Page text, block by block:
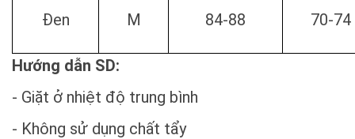
Đen M 84-88 70-74
Hướng dẫn SD:
- Giặt ở nhiệt độ trung bình
- Không sử dụng chất tẩy